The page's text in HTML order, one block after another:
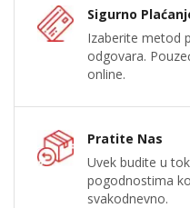
Sigurno
Izaberite metod
odgovara.
online.
Pratite Nas
Uvek budite u
pogodnostima
svakodnevno.